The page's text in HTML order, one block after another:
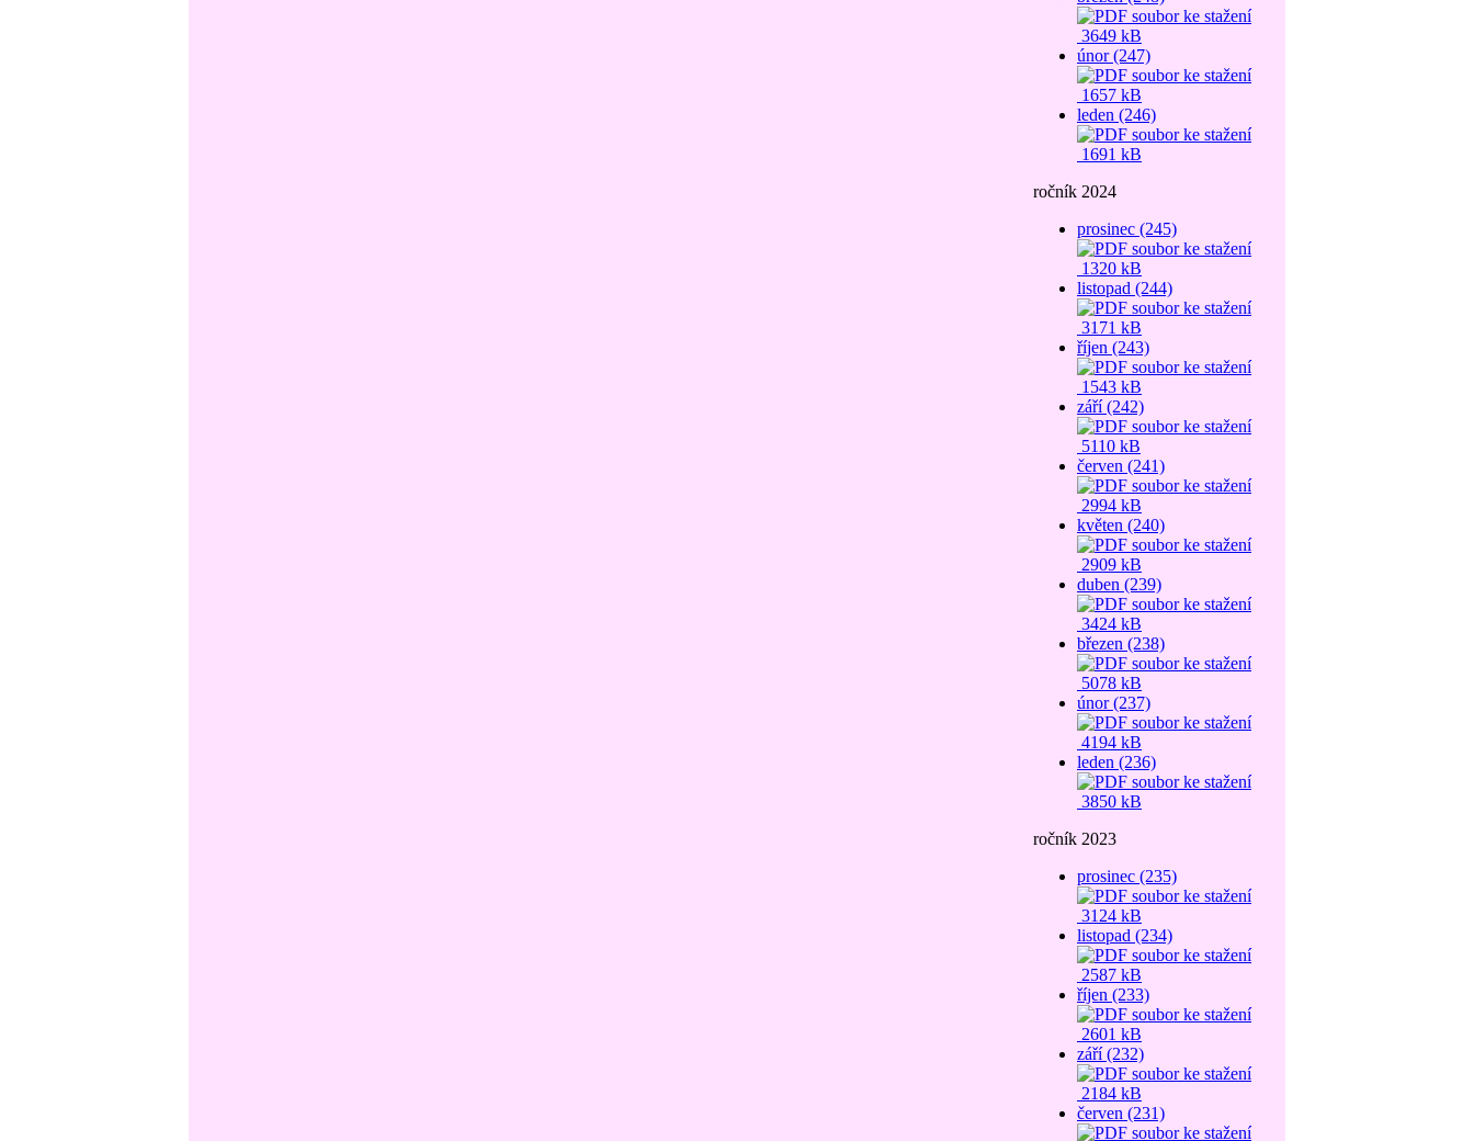
3649 kB
únor (247)
1657 kB
leden (246)
1691 kB
ročník 2024
prosinec (245)
1320 kB
listopad (244)
3171 kB
říjen (243)
1543 kB
září (242)
5110 kB
červen (241)
2994 kB
květen (240)
2909 kB
duben (239)
3424 kB
březen (238)
5078 kB
únor (237)
4194 kB
leden (236)
3850 kB
ročník 2023
prosinec (235)
3124 kB
listopad (234)
2587 kB
říjen (233)
2601 kB
září (232)
2184 kB
červen (231)